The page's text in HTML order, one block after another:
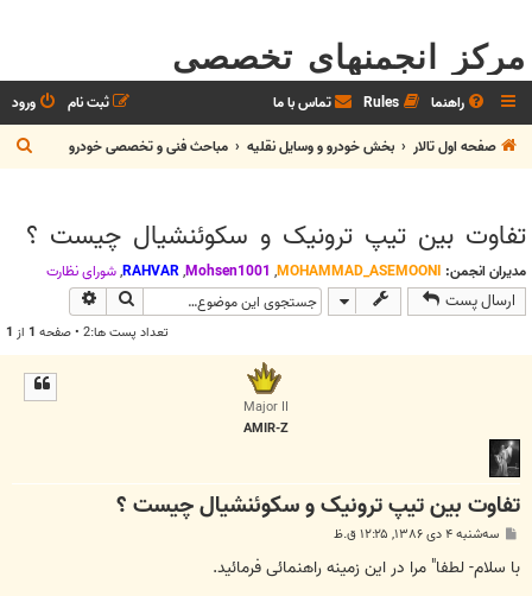
مرکز انجمنهای تخصصی
راهنما Rules تماس با ما ورود
ثبت نام
صفحه اول تالار
بخش خودرو و وسايل نقليه مباحث فنی و تخصصی خودرو
س
تفاوت بین تیپ ترونیک و سکوئنشیال چیست ؟
مدیران انجمن: MOHAMMAD_ASEMOONI
,
Mohsen1001
,
RAHVAR
,شوراي نظارت
ارسال پست جستجو
تعداد پست ها:2 • صفحه 1 از 1
Major II
AMIR-Z
تفاوت بین تیپ ترونیک و سکوئنشیال چیست ؟
ت
سه‌شنبه ۴ دی ۱۳۸۶, ۱۲:۲۵ ق.ظ
با سلام- لطفا" مرا در این زمینه راهنمائی فرمائید.